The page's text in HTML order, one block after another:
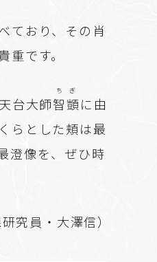
ており、その肖
です。
台大師智顗
ちぎ
に由
らとした頬は最
澄像を、ぜひ時
究員・大澤信）